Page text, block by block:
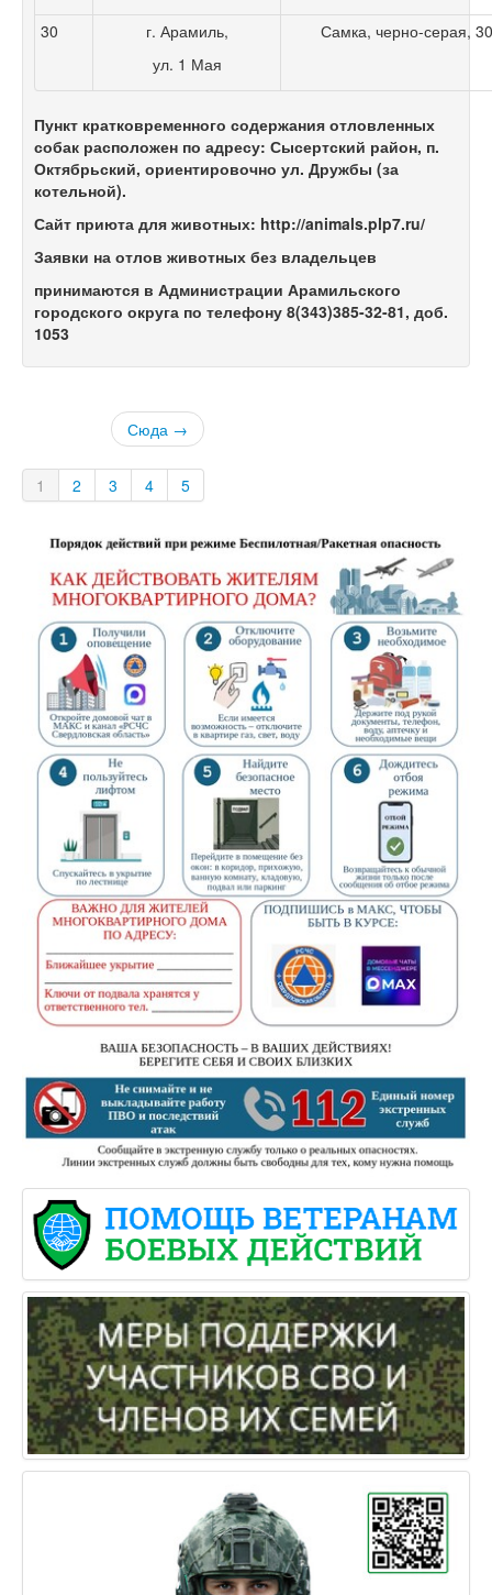
30
г. Арамиль,
ул. 1 Мая
Самка, черно-серая,
Пункт кратковременного содержания отловленных
собак расположен по адресу: Сысертский район, п.
Октябрьский, ориентировочно ул. Дружбы (за
котельной).
Сайт приюта для животных: http://animals.plp7.ru/
Заявки на отлов животных без владельцев
принимаются в Администрации Арамильского
городского округа по телефону 8(343)385-32-81, доб.
1053
Сюда →
1 2 3 4 5